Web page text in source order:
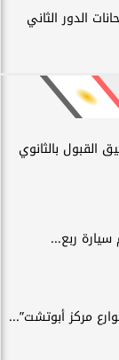
الدور الثاني
بالثانوي
مركز أبوتشت”...